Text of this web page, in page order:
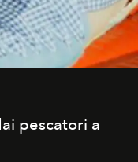
pescatori a